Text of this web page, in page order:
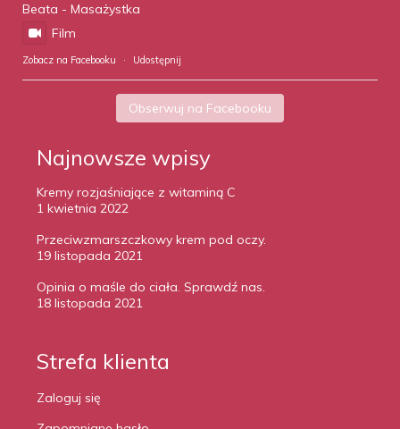
Beata - Masażystka
Film
Zobacz na Facebooku · Udostępnij
Obserwuj na Facebooku
Najnowsze wpisy
Kremy rozjaśniające z witaminą C
1 kwietnia 2022
Przeciwzmarszczkowy krem pod oczy.
19 listopada 2021
Opinia o maśle do ciała. Sprawdź nas.
18 listopada 2021
Strefa klienta
Zaloguj się